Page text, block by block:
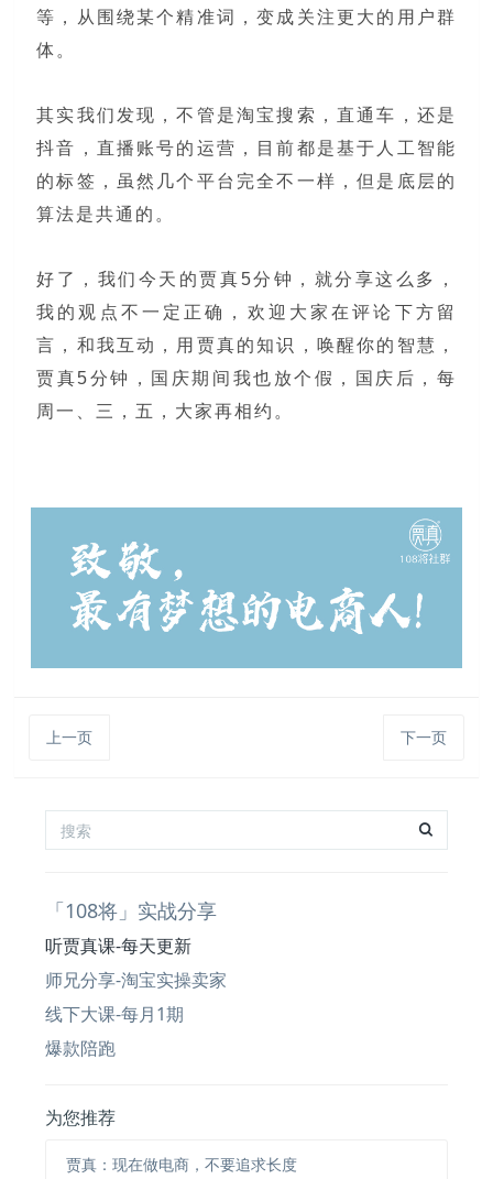
等，从围绕某个精准词，变成关注更大的用户群
体。
其实我们发现，不管是淘宝搜索，直通车，还是
抖音，直播账号的运营，目前都是基于人工智能
的标签，虽然几个平台完全不一样，但是底层的
算法是共通的。
好了，我们今天的贾真5分钟，就分享这么多，
我的观点不一定正确，欢迎大家在评论下方留
言，和我互动，用贾真的知识，唤醒你的智慧，
贾真5分钟，国庆期间我也放个假，国庆后，每
周一、三，五，大家再相约。
上一页 下一页
「108将」实战分享
听贾真课-每天更新
师兄分享-淘宝实操卖家
线下大课-每月1期
爆款陪跑
为您推荐
贾真：现在做电商，不要追求长度